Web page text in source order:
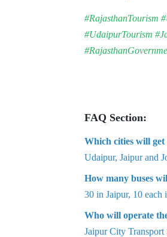
#RajasthanTourism
#UdaipurTourism
FAQ Section:
Which cities will get
Udaipur, Jaipur and
How many buses
30 in Jaipur, 10 each
Who will operate
Jaipur City